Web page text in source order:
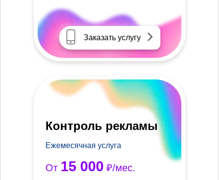
Заказать услугу
Контроль рекламы
Ежемесячная услуга
От 15 000 ₽/мес.